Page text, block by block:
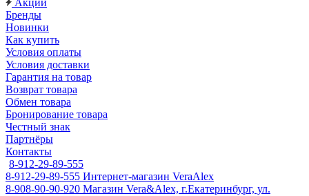
Акции
Бренды
Новинки
Как купить
Условия оплаты
Условия доставки
Гарантия на товар
Возврат товара
Обмен товара
Бронирование товара
Честный знак
Партнёры
Контакты
8-912-29-89-555
8-912-29-89-555 Интернет-магазин VeraAlex
8-908-90-90-920 Магазин Vera&Alex, г.Екатеринбург, ул.